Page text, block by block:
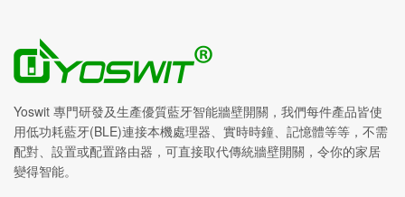
Yoswit 專門研發及生產優質藍牙智能牆壁開關，我們每件產品皆使
用低功耗藍牙(BLE)連接本機處理器、實時時鐘、記憶體等等，不需
配對、設置或配置路由器，可直接取代傳統牆壁開關，令你的家居
變得智能。